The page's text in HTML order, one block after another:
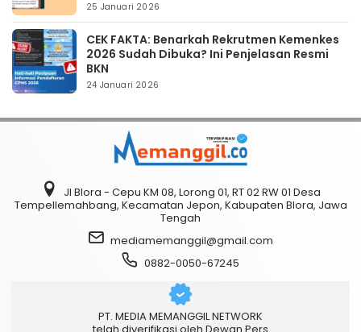
25 Januari 2026
CEK FAKTA: Benarkah Rekrutmen Kemenkes
2026 Sudah Dibuka? Ini Penjelasan Resmi
BKN
24 Januari 2026
Jl Blora - Cepu KM 08, Lorong 01, RT 02 RW 01 Desa
Tempellemahbang, Kecamatan Jepon, Kabupaten Blora, Jawa
Tengah
mediamemanggil@gmail.com
0882-0050-67245
PT. MEDIA MEMANGGIL NETWORK